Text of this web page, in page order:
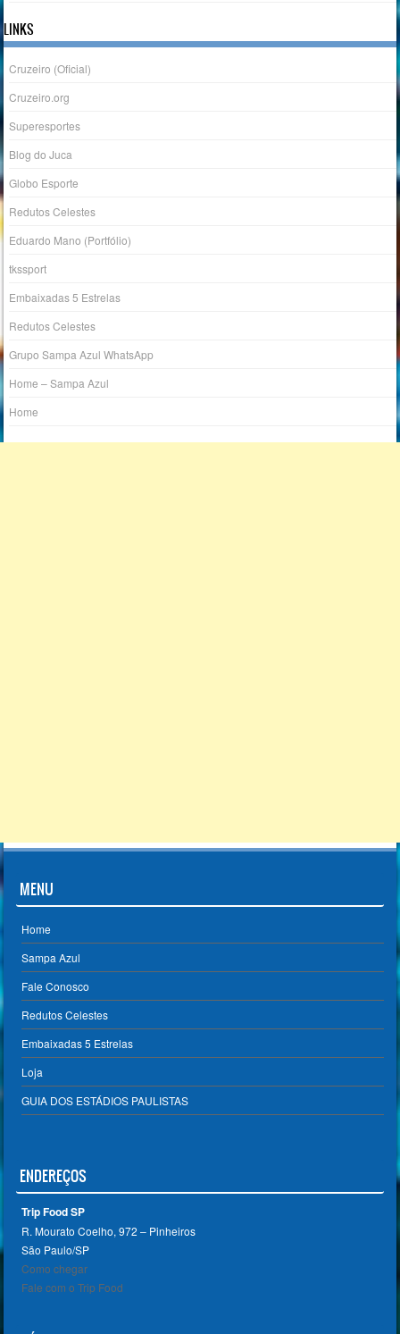
LINKS
Cruzeiro (Oficial)
Cruzeiro.org
Superesportes
Blog do Juca
Globo Esporte
Redutos Celestes
Eduardo Mano (Portfólio)
tkssport
Embaixadas 5 Estrelas
Redutos Celestes
Grupo Sampa Azul WhatsApp
Home – Sampa Azul
Home
MENU
Home
Sampa Azul
Fale Conosco
Redutos Celestes
Embaixadas 5 Estrelas
Loja
GUIA DOS ESTÁDIOS PAULISTAS
ENDEREÇOS
Trip Food SP
R. Mourato Coelho, 972 – Pinheiros
São Paulo/SP ‎
Como chegar
Fale com o Trip Food